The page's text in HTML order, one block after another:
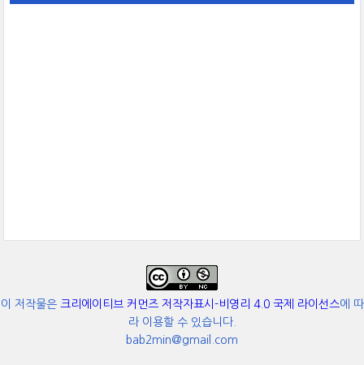
이 저작물은 크리에이티브 커먼즈 저작자표시-비영리 4.0 국제 라이선스에 따
라 이용할 수 있습니다.
bab2min@gmail.com